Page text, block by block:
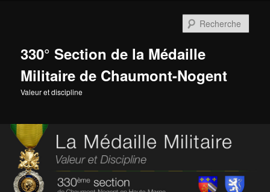
330° Section de la Médaille
Militaire de Chaumont-Nogent
Valeur et discipline